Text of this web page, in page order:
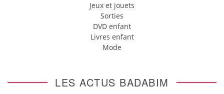
Jeux et jouets
Sorties
DVD enfant
Livres enfant
Mode
LES ACTUS BADABIM